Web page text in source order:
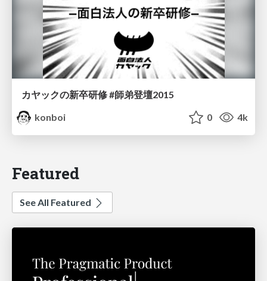
カヤックの新卒研修 #師弟登壇2015
konboi
0 4k
Featured
See All Featured